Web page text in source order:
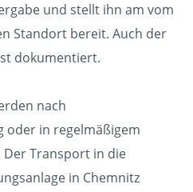
und stellt ihn am vom
Standort bereit. Auch der
dokumentiert.
nach
oder in regelmäßigem
Transport in die
in Chemnitz